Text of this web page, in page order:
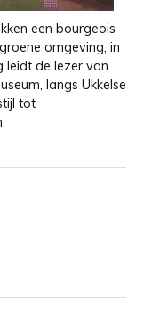
een bourgeois
omgeving, in
leidt de lezer van
langs Ukkelse
tot